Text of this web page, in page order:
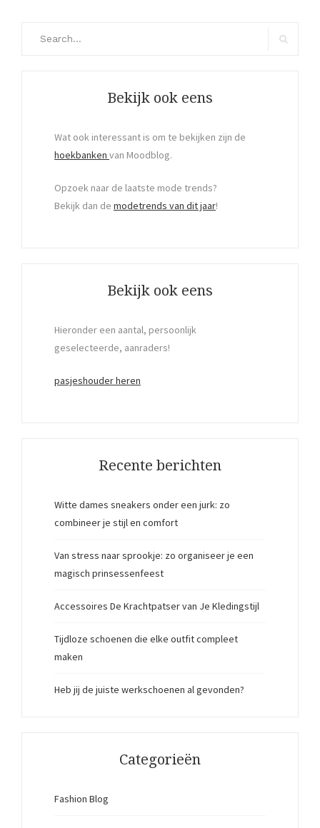
Bekijk ook eens
Wat ook interessant is om te bekijken zijn de
hoekbanken van Moodblog.
Opzoek naar de laatste mode trends?
Bekijk dan de modetrends van dit jaar!
Bekijk ook eens
Hieronder een aantal, persoonlijk
geselecteerde, aanraders!
pasjeshouder heren
Recente berichten
Witte dames sneakers onder een jurk: zo
combineer je stijl en comfort
Van stress naar sprookje: zo organiseer je een
magisch prinsessenfeest
Accessoires De Krachtpatser van Je Kledingstijl
Tijdloze schoenen die elke outfit compleet
maken
Heb jij de juiste werkschoenen al gevonden?
Categorieën
Fashion Blog